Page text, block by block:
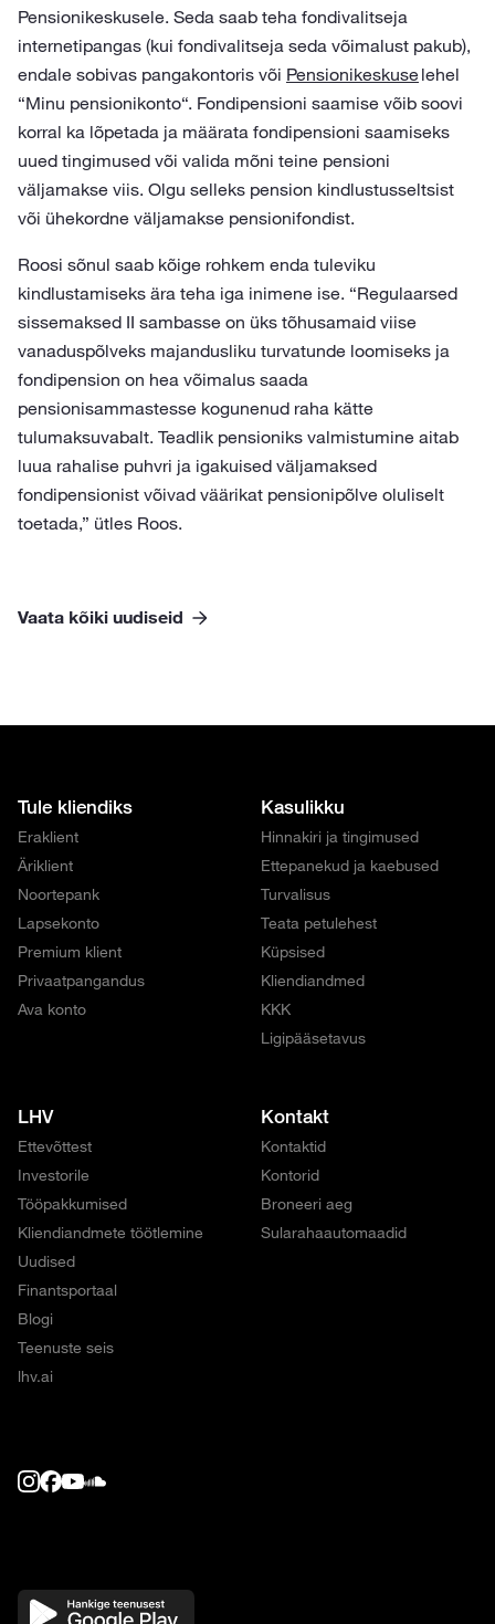
Pensionikeskusele. Seda saab teha fondivalitseja
internetipangas (kui fondivalitseja seda võimalust pakub),
endale sobivas pangakontoris või Pensionikeskuselehel
“Minu pensionikonto“. Fondipensioni saamise võib soovi
korral ka lõpetada ja määrata fondipensioni saamiseks
uued tingimused või valida mõni teine pensioni
väljamakse viis. Olgu selleks pension kindlustusseltsist
või ühekordne väljamakse pensionifondist.
Roosi sõnul saab kõige rohkem enda tuleviku
kindlustamiseks ära teha iga inimene ise. “Regulaarsed
sissemaksed II sambasse on üks tõhusamaid viise
vanaduspõlveks majandusliku turvatunde loomiseks ja
fondipension on hea võimalus saada
pensionisammastesse kogunenud raha kätte
tulumaksuvabalt. Teadlik pensioniks valmistumine aitab
luua rahalise puhvri ja igakuised väljamaksed
fondipensionist võivad väärikat pensionipõlve oluliselt
toetada,” ütles Roos.
Vaata kõiki uudiseid
Tule kliendiks
Eraklient
Äriklient
Noortepank
Lapsekonto
Premium klient
Privaatpangandus
Ava konto
Kasulikku
Hinnakiri ja tingimused
Ettepanekud ja kaebused
Turvalisus
Teata petulehest
Küpsised
Kliendiandmed
KKK
Ligipääsetavus
LHV
Ettevõttest
Investorile
Tööpakkumised
Kliendiandmete töötlemine
Uudised
Finantsportaal
Blogi
Teenuste seis
lhv.ai
Kontakt
Kontaktid
Kontorid
Broneeri aeg
Sularahaautomaadid